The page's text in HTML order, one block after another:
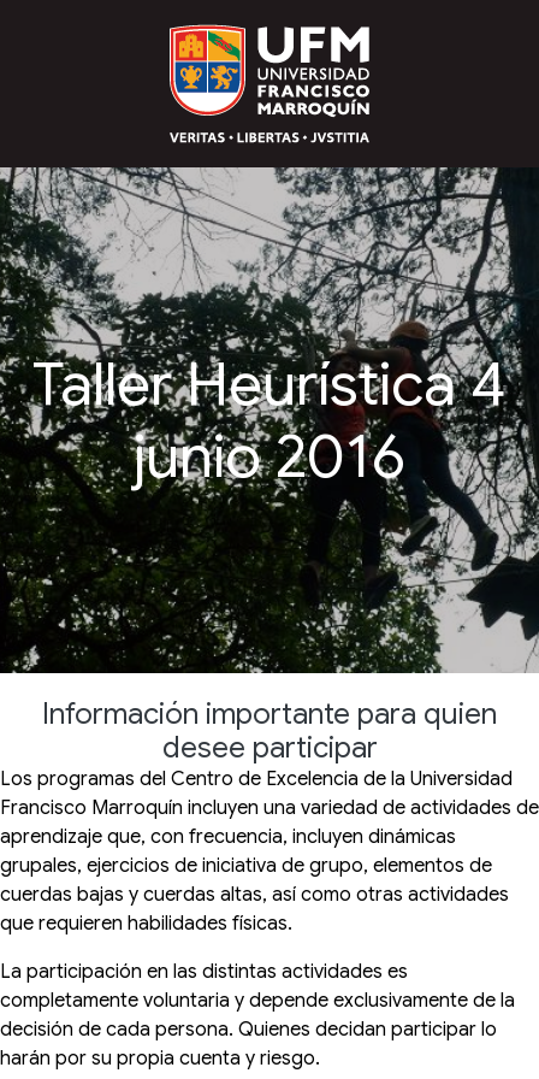
Taller Heurística 4
junio 2016
Información importante para quien
desee participar
Los programas del Centro de Excelencia de la Universidad
Francisco Marroquín incluyen una variedad de actividades de
aprendizaje que, con frecuencia, incluyen dinámicas
grupales, ejercicios de iniciativa de grupo, elementos de
cuerdas bajas y cuerdas altas, así como otras actividades
que requieren habilidades físicas.
La participación en las distintas actividades es
completamente voluntaria y depende exclusivamente de la
decisión de cada persona. Quienes decidan participar lo
harán por su propia cuenta y riesgo.